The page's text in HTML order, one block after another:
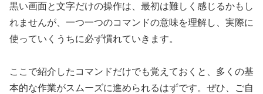
黒い画面と文字だけの操作は、最初は難しく感じるかもし
れませんが、一つ一つのコマンドの意味を理解し、実際に
使っていくうちに必ず慣れていきます。
ここで紹介したコマンドだけでも覚えておくと、多くの基
本的な作業がスムーズに進められるはずです。ぜひ、ご自